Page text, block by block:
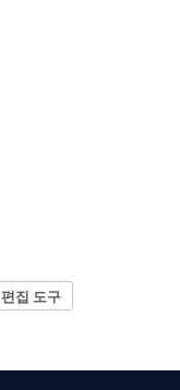
편집 도구